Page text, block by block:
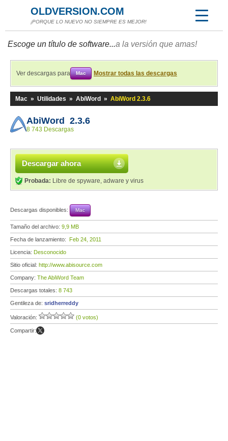
OLDVERSION.COM
¡PORQUE LO NUEVO NO SIEMPRE ES MEJOR!
Escoge un título de software...a la versión que amas!
Ver descargas para Mac Mostrar todas las descargas
Mac » Utilidades » AbiWord » AbiWord 2.3.6
AbiWord 2.3.6
8 743 Descargas
Descargar ahora
Probada: Libre de spyware, adware y virus
Descargas disponibles: Mac
Tamaño del archivo: 9,9 MB
Fecha de lanzamiento: Feb 24, 2011
Licencia: Desconocido
Sitio oficial: http://www.abisource.com
Company: The AbiWord Team
Descargas totales: 8 743
Gentileza de: sridherreddy
Valoración: (0 votos)
Compartir: